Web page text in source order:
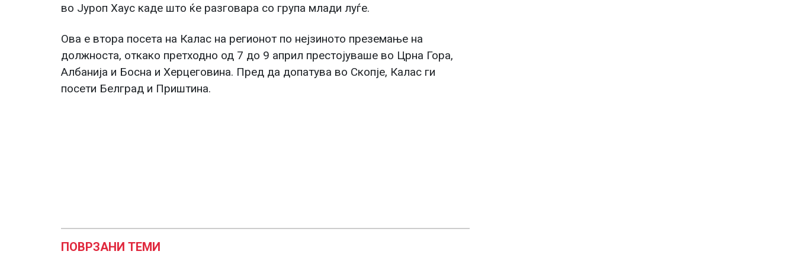
во Јуроп Хаус каде што ќе разговара со група млади луѓе.
Ова е втора посета на Калас на регионот по нејзиното преземање на
должноста, откако претходно од 7 до 9 април престојуваше во Црна Гора,
Албанија и Босна и Херцеговина. Пред да допатува во Скопје, Калас ги
посети Белград и Приштина.
ПОВРЗАНИ ТЕМИ